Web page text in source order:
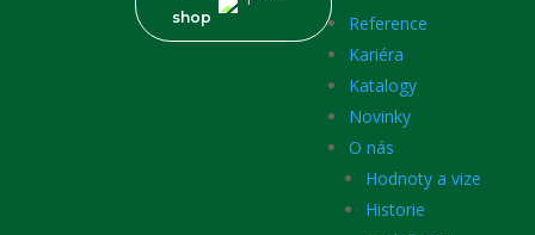
shop
Reference
Kariéra
Katalogy
Novinky
O nás
Hodnoty a vize
Historie